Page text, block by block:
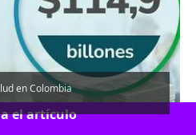
en Colombia
el artículo